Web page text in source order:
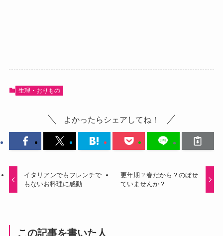
生理・おりもの
よかったらシェアしてね！
イタリアンでもフレンチで
もないお料理に感動
更年期？春だから？のぼせ
ていませんか？
この記事を書いた人